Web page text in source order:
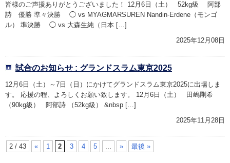
皆様のご声援ありがとうございました！ 12月6日（土） 52kg級 阿部
詩 優勝 準々決勝 ◯ vs MYAGMARSUREN Nandin-Erdene（モンゴ
ル） 準決勝 ◯ vs 大森生純（日本 […]
2025年12月08日
試合のお知らせ : グランドスラム東京2025
12月6日（土）～7日（日）にかけてグランドスラム東京2025に出場しま
す。 応援の程、よろしくお願い致します。 12月6日（土） 田嶋剛希
（90kg級） 阿部詩 （52kg級） &nbsp […]
2025年11月28日
2 / 43 « 1 2 3 4 5 ... » 最後 »